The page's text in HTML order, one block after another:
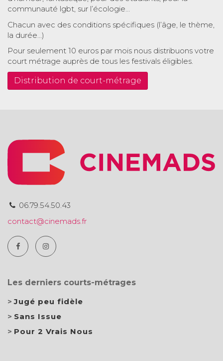
communauté lgbt, sur l’écologie…
Chacun avec des conditions spécifiques (l’âge, le thème,
la durée…)
Pour seulement 10 euros par mois nous distribuons votre
court métrage auprès de tous les festivals éligibles.
Distribution de court-métrage
06.79.54.50.43
contact@cinemads.fr
Les derniers courts-métrages
Jugé peu fidèle
Sans Issue
Pour 2 Vrais Nous